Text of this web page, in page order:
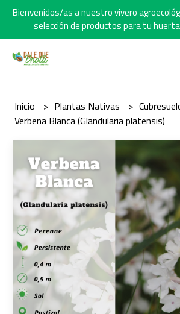
Bienvenidos/as a nuestro vivero
selección de productos para tu
Inicio Plantas Nativas
Verbena Blanca (Glandularia platensis)